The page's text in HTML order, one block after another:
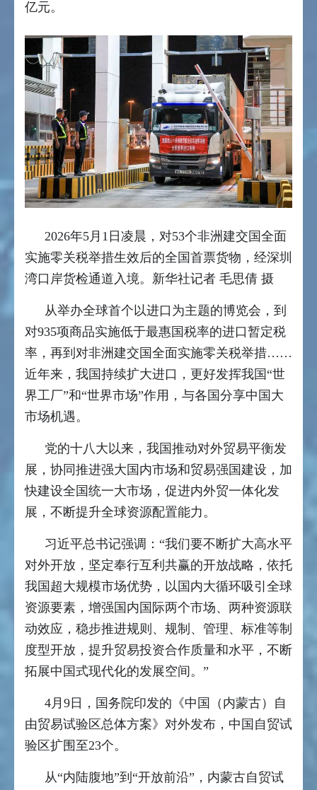
亿元。
2026年5月1日凌晨，对53个非洲建交国全面
实施零关税举措生效后的全国首票货物，经深圳
湾口岸货检通道入境。新华社记者 毛思倩 摄
从举办全球首个以进口为主题的博览会，到
对935项商品实施低于最惠国税率的进口暂定税
率，再到对非洲建交国全面实施零关税举措……
近年来，我国持续扩大进口，更好发挥我国“世
界工厂”和“世界市场”作用，与各国分享中国大
市场机遇。
党的十八大以来，我国推动对外贸易平衡发
展，协同推进强大国内市场和贸易强国建设，加
快建设全国统一大市场，促进内外贸一体化发
展，不断提升全球资源配置能力。
习近平总书记强调：“我们要不断扩大高水平
对外开放，坚定奉行互利共赢的开放战略，依托
我国超大规模市场优势，以国内大循环吸引全球
资源要素，增强国内国际两个市场、两种资源联
动效应，稳步推进规则、规制、管理、标准等制
度型开放，提升贸易投资合作质量和水平，不断
拓展中国式现代化的发展空间。”
4月9日，国务院印发的《中国（内蒙古）自
由贸易试验区总体方案》对外发布，中国自贸试
验区扩围至23个。
从“内陆腹地”到“开放前沿”，内蒙古自贸试